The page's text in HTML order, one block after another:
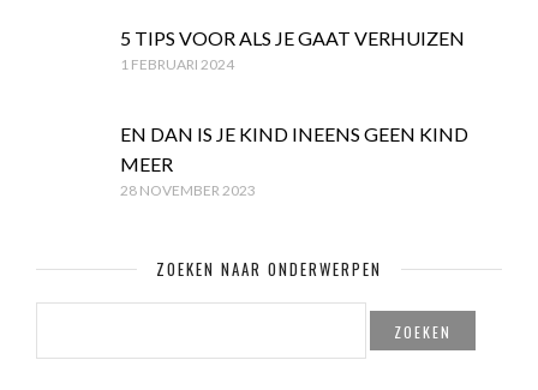
5 TIPS VOOR ALS JE GAAT VERHUIZEN
1 FEBRUARI 2024
EN DAN IS JE KIND INEENS GEEN KIND
MEER
28 NOVEMBER 2023
ZOEKEN NAAR ONDERWERPEN
ZOEKEN